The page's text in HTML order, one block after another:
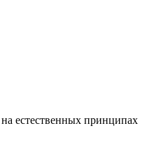
естественных принципах